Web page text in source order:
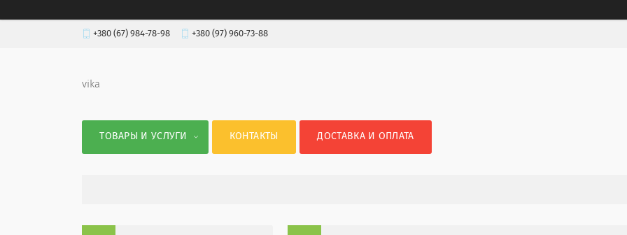
+380 (67) 984-78-98 +380 (97) 960-73-88
vika
ТОВАРЫ И УСЛУГИ КОНТАКТЫ ДОСТАВКА И ОПЛАТА